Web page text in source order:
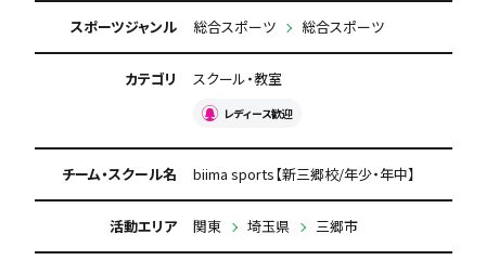
スポーツジャンル 総合スポーツ 総合スポーツ
カテゴリ スクール・教室
レディース歓迎
チーム・スクール名 biima sports【新三郷校/年少・年中】
活動エリア 関東 埼玉県 三郷市